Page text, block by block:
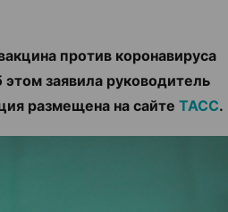
против коронавируса
заявила руководитель
размещена на сайте ТАСС.